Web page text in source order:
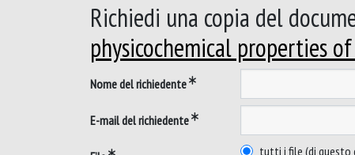
Richiedi una copia del
physicochemical properties
Nome del richiedente
E-mail del richiedente
tutti i file (di questo